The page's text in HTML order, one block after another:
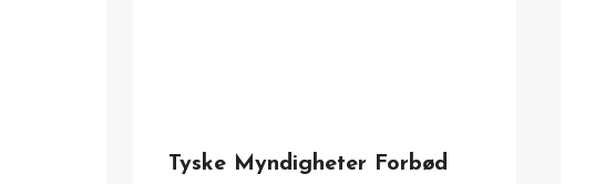
Tyske Myndigheter Forbød